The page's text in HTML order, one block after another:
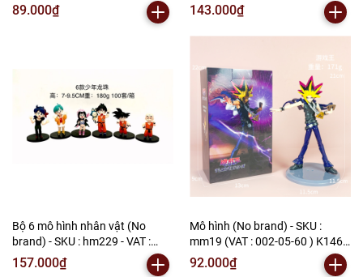
N2-F1-S19
89.000₫
002-b05-100 - N2-B1-S3
143.000₫
Bộ 6 mô hình nhân vật (No
brand) - SKU : hm229 - VAT :
002-b02-110 - N2-B1-S9
157.000₫
Mô hình (No brand) - SKU :
mm19 (VAT : 002-05-60 ) K146-
t3-s20
92.000₫